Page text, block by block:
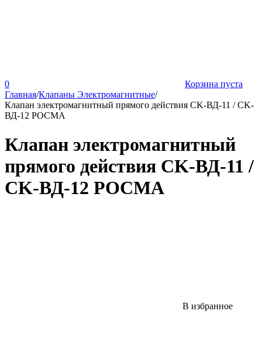
0
Корзина пуста
Главная/Клапаны Электромагнитные/
Клапан электро­маг­нит­ный пря­мо­го дейст­вия CK-ВД-11 / CK-
ВД-12 РОСМА
Клапан электро­маг­нит­ный
пря­мо­го дейст­вия CK-ВД-11 /
CK-ВД-12 РОСМА
В избранное